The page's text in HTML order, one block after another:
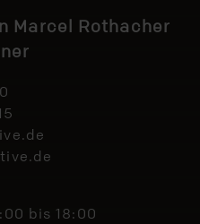
Marcel Rothacher
bis 18:00